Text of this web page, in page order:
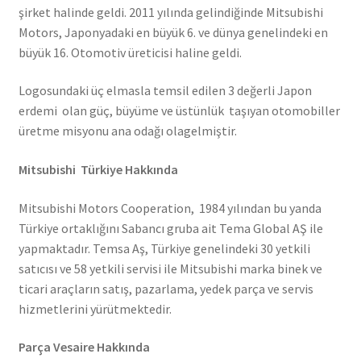
şirket halinde geldi. 2011 yılında gelindiğinde Mitsubishi
Motors, Japonyadaki en büyük 6. ve dünya genelindeki en
büyük 16. Otomotiv üreticisi haline geldi.
Logosundaki üç elmasla temsil edilen 3 değerli Japon
erdemi olan güç, büyüme ve üstünlük taşıyan otomobiller
üretme misyonu ana odağı olagelmiştir.
Mitsubishi Türkiye Hakkında
Mitsubishi Motors Cooperation, 1984 yılından bu yanda
Türkiye ortaklığını Sabancı gruba ait Tema Global AŞ ile
yapmaktadır. Temsa Aş, Türkiye genelindeki 30 yetkili
satıcısı ve 58 yetkili servisi ile Mitsubishi marka binek ve
ticari araçların satış, pazarlama, yedek parça ve servis
hizmetlerini yürütmektedir.
Parça Vesaire Hakkında